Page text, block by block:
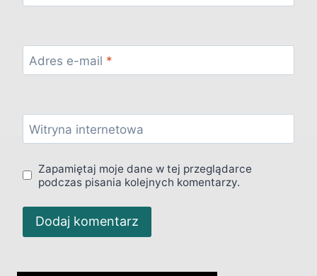
Adres e-mail *
Witryna internetowa
Zapamiętaj moje dane w tej przeglądarce
podczas pisania kolejnych komentarzy.